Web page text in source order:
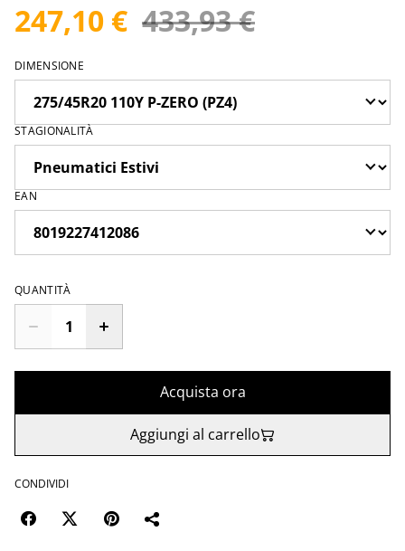
247,10 € 433,93 €
DIMENSIONE
STAGIONALITÀ
EAN
QUANTITÀ
Acquista ora
Aggiungi al carrello
CONDIVIDI